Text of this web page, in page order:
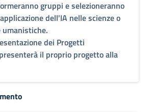
gruppi e selezioneranno
dell'IA nelle scienze o
dei Progetti
il proprio progetto alla